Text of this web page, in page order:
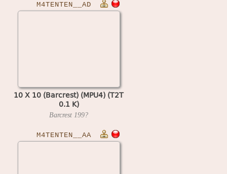
M4TENTEN__AD
10 X 10 (Barcrest) (MPU4) (T2T
0.1 K)
Barcrest 199?
M4TENTEN__AA